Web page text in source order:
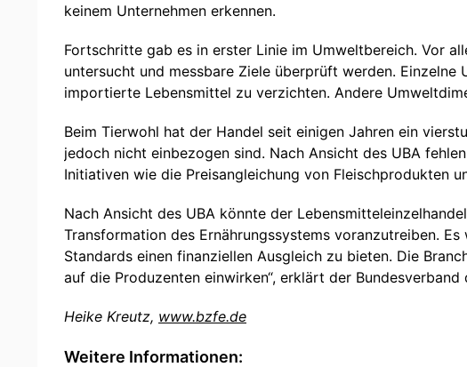
keinem Unternehmen erkennen.
Fortschritte gab es in erster Linie im Umweltbereich. Vor
untersucht und messbare Ziele überprüft werden. Einzelne
importierte Lebensmittel zu verzichten. Andere
Beim Tierwohl hat der Handel seit einigen Jahren ein
jedoch nicht einbezogen sind. Nach Ansicht des UBA
Initiativen wie die Preisangleichung von Fleischprodukten
Nach Ansicht des UBA könnte der
Transformation des Ernährungssystems voranzutreiben.
Standards einen finanziellen Ausgleich zu bieten. Die
auf die Produzenten einwirken“, erklärt der
Heike Kreutz, www.bzfe.de
Weitere Informationen: